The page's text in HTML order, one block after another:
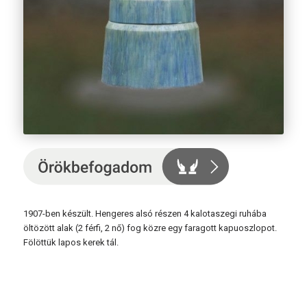
1907-ben készült. Hengeres alsó részen 4 kalotaszegi ruhába
öltözött alak (2 férfi, 2 nő) fog közre egy faragott kapuoszlopot.
Fölöttük lapos kerek tál.